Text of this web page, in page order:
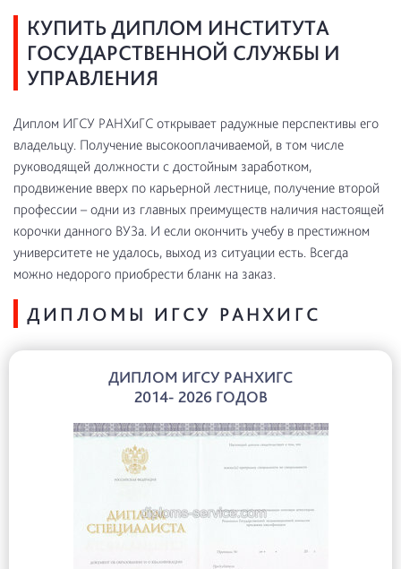
КУПИТЬ ДИПЛОМ ИНСТИТУТА
ГОСУДАРСТВЕННОЙ СЛУЖБЫ И
УПРАВЛЕНИЯ
Диплом ИГСУ РАНХиГС открывает радужные перспективы его
владельцу. Получение высокооплачиваемой, в том числе
руководящей должности с достойным заработком,
продвижение вверх по карьерной лестнице, получение второй
профессии – одни из главных преимуществ наличия настоящей
корочки данного ВУЗа. И если окончить учебу в престижном
университете не удалось, выход из ситуации есть. Всегда
можно недорого приобрести бланк на заказ.
ДИПЛОМЫ ИГСУ РАНХИГС
ДИПЛОМ ИГСУ РАНХИГС
2014- 2026 ГОДОВ